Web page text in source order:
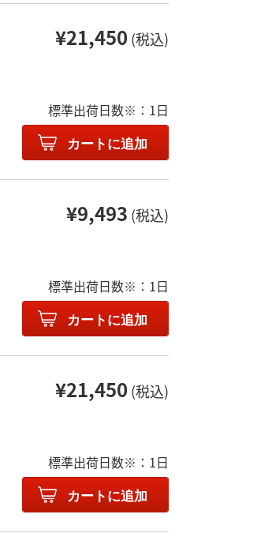
¥21,450 (税込)
標準出荷日数※：1日
カートに追加
¥9,493 (税込)
標準出荷日数※：1日
カートに追加
¥21,450 (税込)
標準出荷日数※：1日
カートに追加